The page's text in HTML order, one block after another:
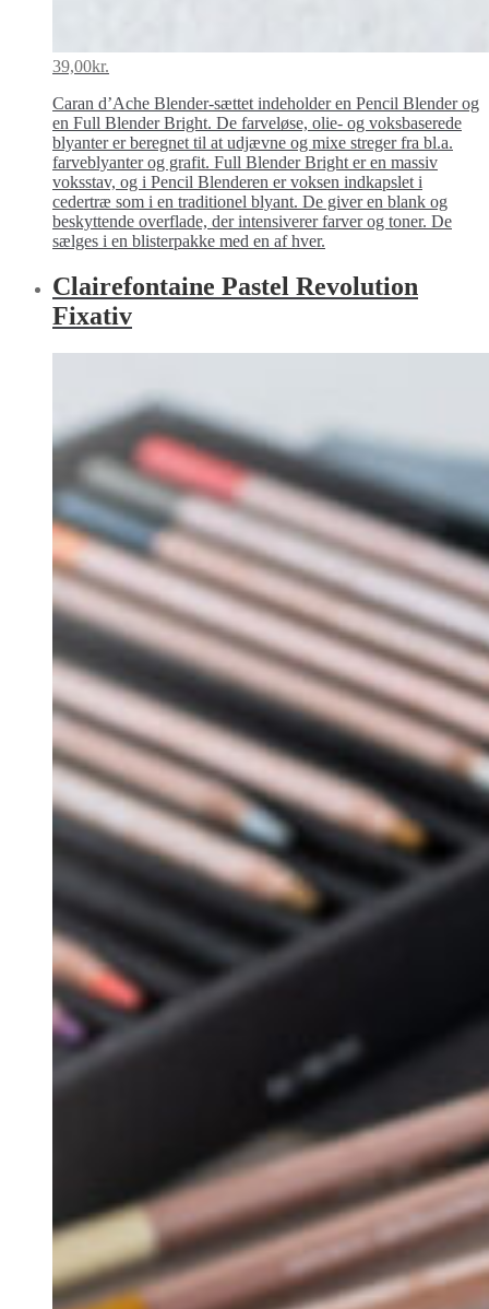
39,00kr.
Caran d’Ache Blender-sættet indeholder en Pencil Blender og
en Full Blender Bright. De farveløse, olie- og voksbaserede
blyanter er beregnet til at udjævne og mixe streger fra bl.a.
farveblyanter og grafit. Full Blender Bright er en massiv
voksstav, og i Pencil Blenderen er voksen indkapslet i
cedertræ som i en traditionel blyant. De giver en blank og
beskyttende overflade, der intensiverer farver og toner. De
sælges i en blisterpakke med en af hver.
Clairefontaine Pastel Revolution
Fixativ